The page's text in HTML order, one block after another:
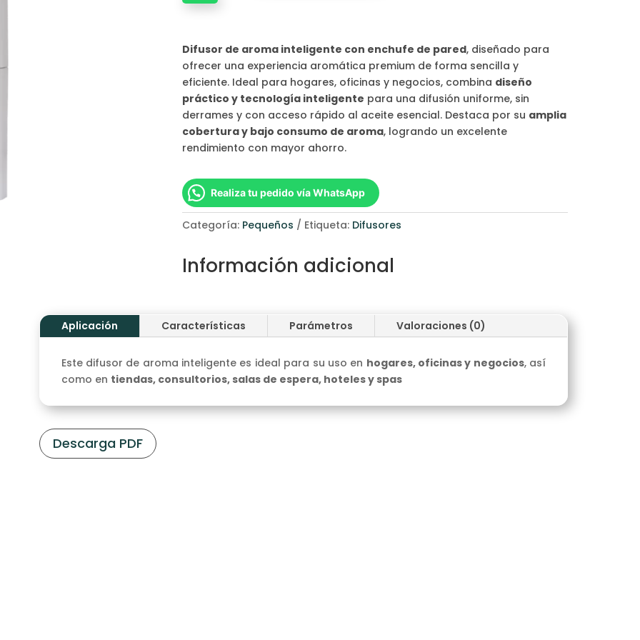
Difusor de aroma inteligente con enchufe de pared, diseñado para
ofrecer una experiencia aromática premium de forma sencilla y
eficiente. Ideal para hogares, oficinas y negocios, combina diseño
práctico y tecnología inteligente para una difusión uniforme, sin
derrames y con acceso rápido al aceite esencial. Destaca por su amplia
cobertura y bajo consumo de aroma, logrando un excelente
rendimiento con mayor ahorro.
Realiza tu pedido vía WhatsApp
Categoría: Pequeños Etiqueta: Difusores
Información adicional
Aplicación Características Parámetros Valoraciones (0)
Este difusor de aroma inteligente es ideal para su uso en hogares, oficinas y negocios, así
como en tiendas, consultorios, salas de espera, hoteles y spas
Descarga PDF